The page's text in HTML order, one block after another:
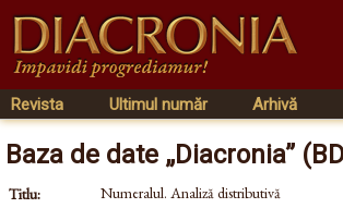
Revista Ultimul număr Arhivă
Baza de date „Diacronia”
Titlu:
Numeralul. Analiză distributivă